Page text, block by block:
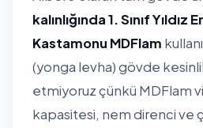
kalınlığında 1. Sınıf
Kastamonu MDFlam
(yonga levha) gövde
etmiyoruz çünkü MDFlam
kapasitesi, nem direnci ve